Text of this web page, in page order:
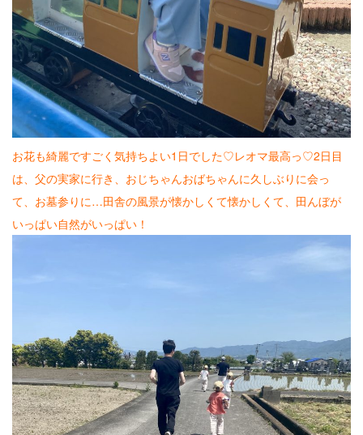
お花も綺麗ですごく気持ちよい1日でした♡レオマ最高っ♡2日目
は、父の実家に行き、おじちゃんおばちゃんに久しぶりに会っ
て、お墓参りに…田舎の風景が懐かしくて懐かしくて、田んぼが
いっぱい自然がいっぱい！